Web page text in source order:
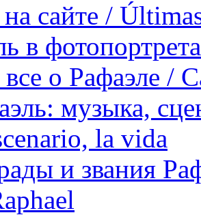
сайте /
в
о Рафаэле /
музыка,
la vida
и звания